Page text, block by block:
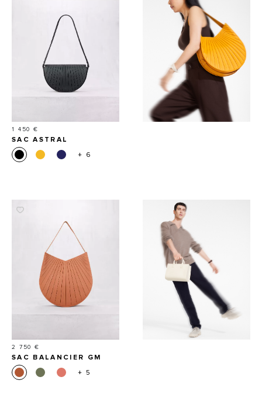
Prix
1 450 €
SAC ASTRAL
+ 6
Prix
2 750 €
SAC BALANCIER GM
+ 5